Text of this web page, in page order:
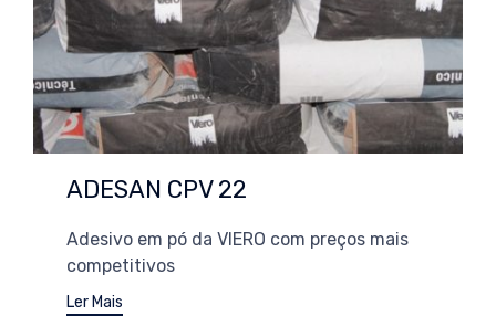
ADESAN CPV 22
Adesivo em pó da VIERO com preços mais
competitivos
Ler Mais